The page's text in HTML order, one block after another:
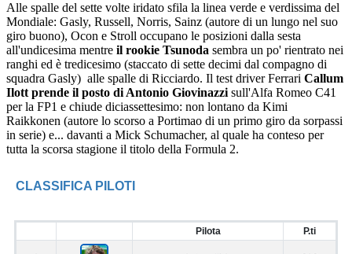
Alle spalle del sette volte iridato sfila la linea verde e verdissima del
Mondiale: Gasly, Russell, Norris, Sainz (autore di un lungo nel suo
giro buono), Ocon e Stroll occupano le posizioni dalla sesta
all'undicesima mentre il rookie Tsunoda sembra un po' rientrato nei
ranghi ed è tredicesimo (staccato di sette decimi dal compagno di
squadra Gasly) alle spalle di Ricciardo. Il test driver Ferrari Callum
Ilott prende il posto di Antonio Giovinazzi sull'Alfa Romeo C41
per la FP1 e chiude diciassettesimo: non lontano da Kimi
Raikkonen (autore lo scorso a Portimao di un primo giro da sorpassi
in serie) e... davanti a Mick Schumacher, al quale ha conteso per
tutta la scorsa stagione il titolo della Formula 2.